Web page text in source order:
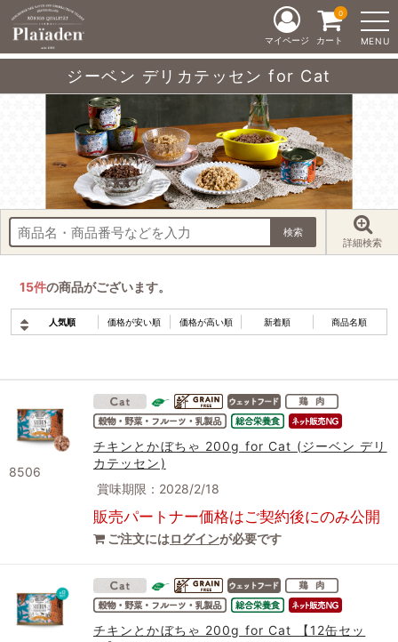
MENU
マイページ カート
0
ジーベン デリカテッセン for Cat
詳細検索
15件の商品がございます。
人気順 価格が安い順 価格が高い順 新着順 商品名順
8506
チキンとかぼちゃ 200g for Cat (ジーベン デリ
カテッセン)
賞味期限：2028/2/18
販売パートナー価格はご契約後にのみ公開
ご注文にはログインが必要です
チキンとかぼちゃ 200g for Cat 【12缶セッ